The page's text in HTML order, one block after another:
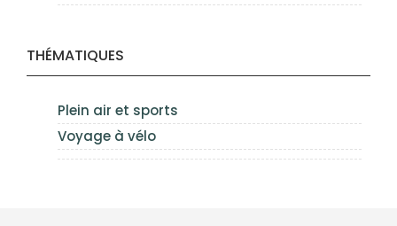
THÉMATIQUES
Plein air et sports
Voyage à vélo